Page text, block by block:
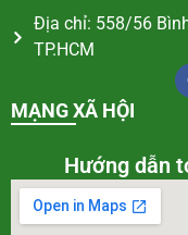
Địa chỉ: 558/56
TP.HCM
MẠNG XÃ HỘI
Hướng dẫn